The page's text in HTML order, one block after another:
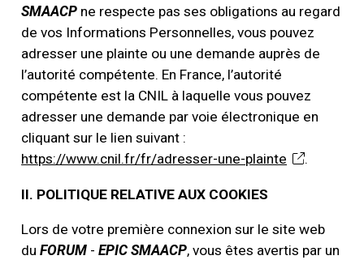
SMAACP ne respecte pas ses obligations au regard
de vos Informations Personnelles, vous pouvez
adresser une plainte ou une demande auprès de
l’autorité compétente. En France, l’autorité
compétente est la CNIL à laquelle vous pouvez
adresser une demande par voie électronique en
cliquant sur le lien suivant :
https://www.cnil.fr/fr/adresser-une-plainte
.
II. POLITIQUE RELATIVE AUX COOKIES
Lors de votre première connexion sur le site web
duFORUM -EPIC SMAACP, vous êtes avertis par un